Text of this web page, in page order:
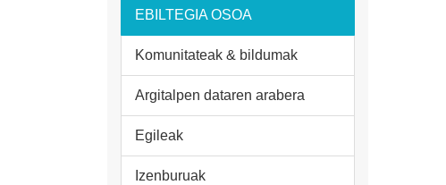
EBILTEGIA OSOA
Komunitateak & bildumak
Argitalpen dataren arabera
Egileak
Izenburuak